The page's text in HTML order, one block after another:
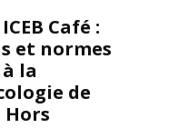
Café :
et normes
la
de